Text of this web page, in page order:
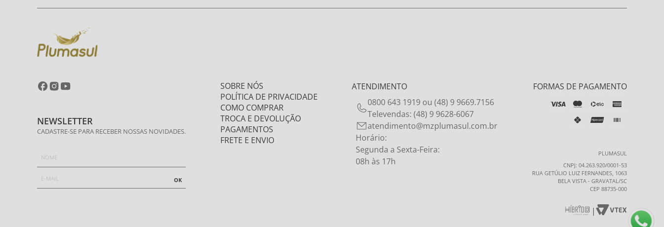
NEWSLETTER
CADASTRE-SE PARA RECEBER NOSSAS NOVIDADES.
OK
SOBRE NÓS
POLÍTICA DE PRIVACIDADE
COMO COMPRAR
TROCA E DEVOLUÇÃO
PAGAMENTOS
FRETE E ENVIO
ATENDIMENTO
0800 643 1919 ou (48) 9 9669.7156
Televendas: (48) 9 9628-6067
atendimento@mzplumasul.com.br
Horário:
Segunda a Sexta-Feira:
08h às 17h
FORMAS DE PAGAMENTO
PLUMASUL
CNPJ: 04.263.920/0001-53
RUA GETÚLIO LUIZ FERNANDES, 1063
BELA VISTA - GRAVATAL/SC
CEP 88735-000
|